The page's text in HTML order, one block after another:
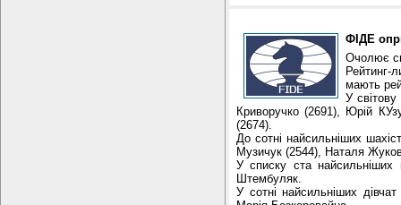
ФІДЕ
Очолює
Рейтинг-
мають
У
Криворучко (2691), Юрій
(2674).
До сотні найсильніших
Музичук (2544), Наталя
У списку ста
Штембуляк.
У сотні найсильніших